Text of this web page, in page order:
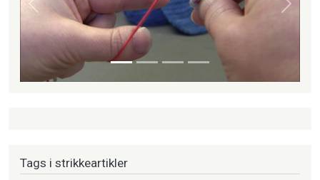
Forrige Næste
Tags i strikkeartikler